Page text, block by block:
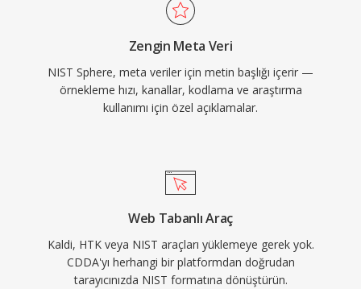
Zengin Meta Veri
NIST Sphere, meta veriler için metin başlığı içerir —
örnekleme hızı, kanallar, kodlama ve araştırma
kullanımı için özel açıklamalar.
Web Tabanlı Araç
Kaldi, HTK veya NIST araçları yüklemeye gerek yok.
CDDA'yı herhangi bir platformdan doğrudan
tarayıcınızda NIST formatına dönüştürün.